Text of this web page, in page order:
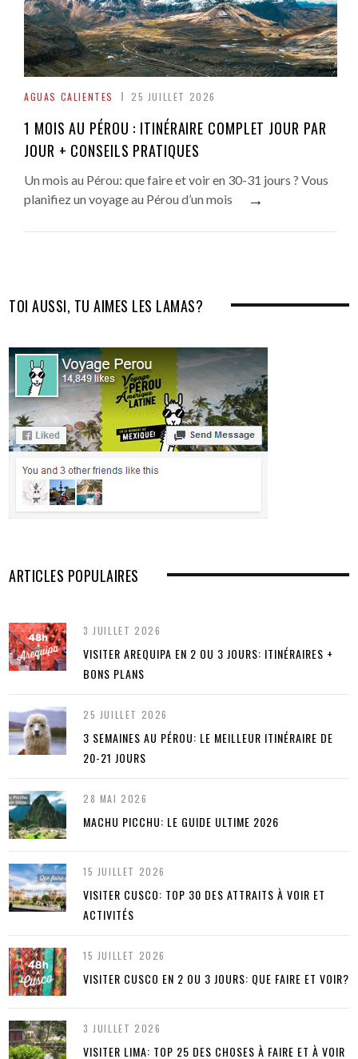
AGUAS CALIENTES 25 JUILLET 2026
1 MOIS AU PÉROU : ITINÉRAIRE COMPLET JOUR PAR
JOUR + CONSEILS PRATIQUES
Un mois au Pérou: que faire et voir en 30-31 jours ? Vous
planifiez un voyage au Pérou d’un mois
→
TOI AUSSI, TU AIMES LES LAMAS?
ARTICLES POPULAIRES
3 JUILLET 2026
VISITER AREQUIPA EN 2 OU 3 JOURS: ITINÉRAIRES +
BONS PLANS
25 JUILLET 2026
3 SEMAINES AU PÉROU: LE MEILLEUR ITINÉRAIRE DE
20-21 JOURS
28 MAI 2026
MACHU PICCHU: LE GUIDE ULTIME 2026
15 JUILLET 2026
VISITER CUSCO: TOP 30 DES ATTRAITS À VOIR ET
ACTIVITÉS
15 JUILLET 2026
VISITER CUSCO EN 2 OU 3 JOURS: QUE FAIRE ET VOIR?
3 JUILLET 2026
VISITER LIMA: TOP 25 DES CHOSES À FAIRE ET À VOIR